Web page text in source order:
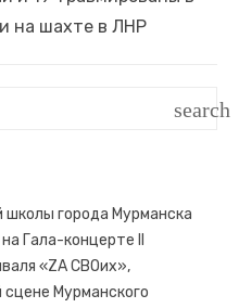
на шахте в ЛНР
search
города Мурманска
Гала-концерте II
«ZA СВОих»,
Мурманского